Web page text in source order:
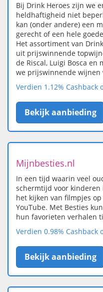
Bij Drink Heroes zijn we
heldhaftigheid niet
kan (onder andere) een
gerecht of een hele
Het assortiment van
uit prijswinnende
de Riscal, Luigi Bosca en
we prijswinnende wijnen
Verdien 1.12% Cashback
Bekijk aanbieding
Mijnbesties.nl
In een tijd waarin veel
schermtijd voor kinderen
het kijken van filmpjes
YouTube. Met Besties
hun favorieten verhalen
Verdien 0.98% Cashback
Bekijk aanbieding